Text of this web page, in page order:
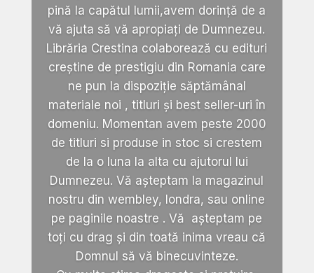
pină la capătul lumii,avem dorință de a
vă ajuta să vă apropiați de Dumnezeu.
Librăria Crestina colaborează cu edituri
creștine de prestigiu din Romania care
ne pun la dispoziție săptămânal
materiale noi , titluri și best seller-uri în
domeniu. Momentan avem peste 2000
de titluri si produse in stoc si crestem
de la o luna la alta cu ajutorul lui
Dumnezeu. Vă așteptam la magazinul
nostru din wembley, londra, sau online
pe paginile noastre . Vă așteptam pe
toți cu drag și din toată inima vreau că
Domnul să vă binecuvinteze.